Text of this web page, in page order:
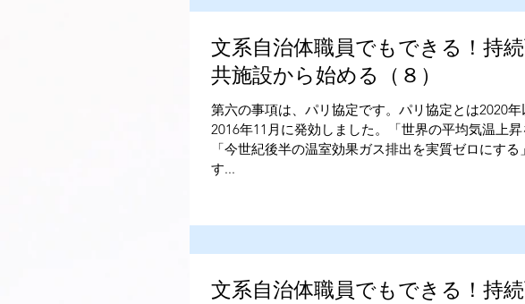
文系自治体職員でもできる！持
共施設から始める（８）
第六の事項は、パリ協定です。パリ協定とは2020
2016年11月に発効しました。「世界の平均気温上
「今世紀後半の温室効果ガス排出を実質ゼロにす
す...
文系自治体職員でもできる！持